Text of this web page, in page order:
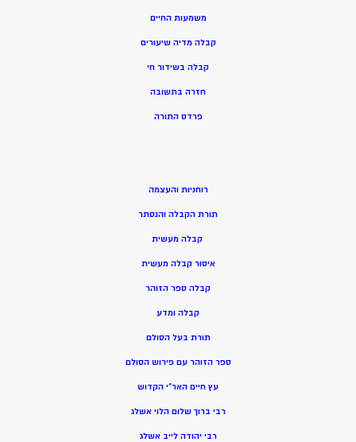
משמעות החיים
קבלה מדיה שיעורים
קבלה בשידור חי
חזרה בתשובה
פרדס התורה
רוחניות והעצמה
תורת הקבלה והנסתר
קבלה מעשית
איסור קבלה מעשית
קבלה ספר הזוהר
קבלה ומדע
תורת בעל הסולם
ספר הזוהר עם פירוש הסולם
עץ חיים האר”י הקדוש
רבי ברוך שלום הלוי אשלג
רבי יהודה לייב אשלג